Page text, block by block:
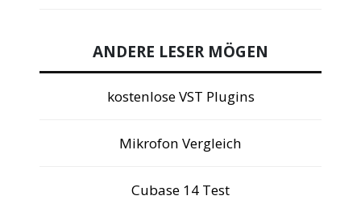
ANDERE LESER MÖGEN
kostenlose VST Plugins
Mikrofon Vergleich
Cubase 14 Test